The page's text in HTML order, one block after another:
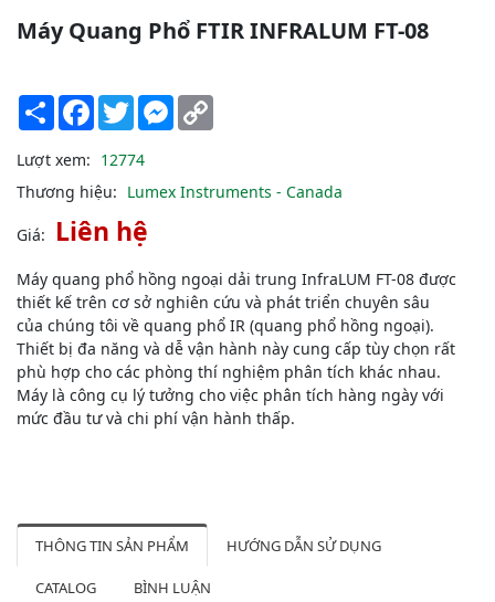
Máy Quang Phổ FTIR INFRALUM FT-08
Share Facebook
TwitterMessenger
Lượt xem: 12774
Thương hiệu: Lumex Instruments - Canada
Giá: Liên hệ
Máy quang phổ hồng ngoại dải trung InfraLUM FT-08 được
thiết kế trên cơ sở nghiên cứu và phát triển chuyên sâu
của chúng tôi về quang phổ IR (quang phổ hồng ngoại).
Thiết bị đa năng và dễ vận hành này cung cấp tùy chọn rất
phù hợp cho các phòng thí nghiệm phân tích khác nhau.
Máy là công cụ lý tưởng cho việc phân tích hàng ngày với
mức đầu tư và chi phí vận hành thấp.
THÔNG TIN SẢN PHẨM HƯỚNG DẪN SỬ DỤNG
CATALOG BÌNH LUẬN